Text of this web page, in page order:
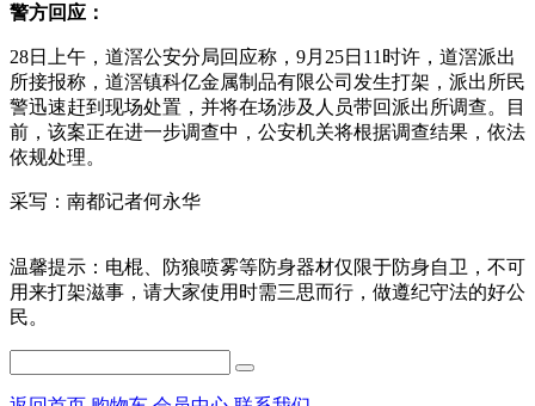
警方回应：
28日上午，道滘公安分局回应称，9月25日11时许，道滘派出
所接报称，道滘镇科亿金属制品有限公司发生打架，派出所民
警迅速赶到现场处置，并将在场涉及人员带回派出所调查。目
前，该案正在进一步调查中，公安机关将根据调查结果，依法
依规处理。
采写：南都记者何永华
温馨提示：电棍、防狼喷雾等防身器材仅限于防身自卫，不可
用来打架滋事，请大家使用时需三思而行，做遵纪守法的好公
民。